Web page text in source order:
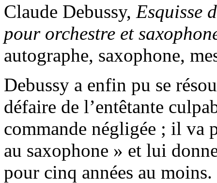
Claude Debussy, Esquisse
pour orchestre et
autographe, saxophone,
Debussy a enfin pu se
défaire de l’entêtante
commande négligée ; il va
au saxophone » et lui
pour cinq années au moins.